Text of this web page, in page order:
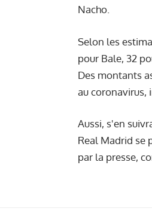
Nacho.
Selon les
pour Bale, 32
Des montants
au coronavirus,
Aussi, s'en
Real Madrid se
par la presse,